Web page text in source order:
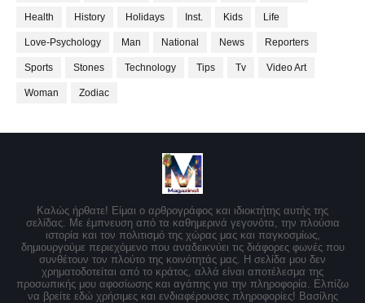
Health History Holidays Inst. Kids Life
Love-Psychology Man National News Reporters
Sports Stones Technology Tips Tv Video Art
Woman Zodiac
Καλώς ήρθατε! Είμαι ο αρθρογράφος και ιδιοκτήτης αυτής της
σελίδας. Με έμπνευση από τα καθημερινά γεγονότα, την πλούσια
ιστορία και τον πολιτισμό της χώρας μας και παγκοσμίως,
δημιουργούμε περιεχόμενο που αναδεικνύει τις διάφορες φωνές που
συνθέτουν τον πλούτο της κοινότητάς μας. Η σελίδα μου δεν
χρηματοδοτείται από το κράτος, αλλά είναι αποτέλεσμα της
προσωπικής μου αφοσίωσης και αγάπης για την πληροφορία. Ελπίζω
να βρείτε εδώ χρήσιμες και ενδιαφέρουσες πληροφορίες! Βασίλης